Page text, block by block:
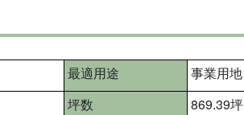
最適用途
事業用地
坪数
869.39坪